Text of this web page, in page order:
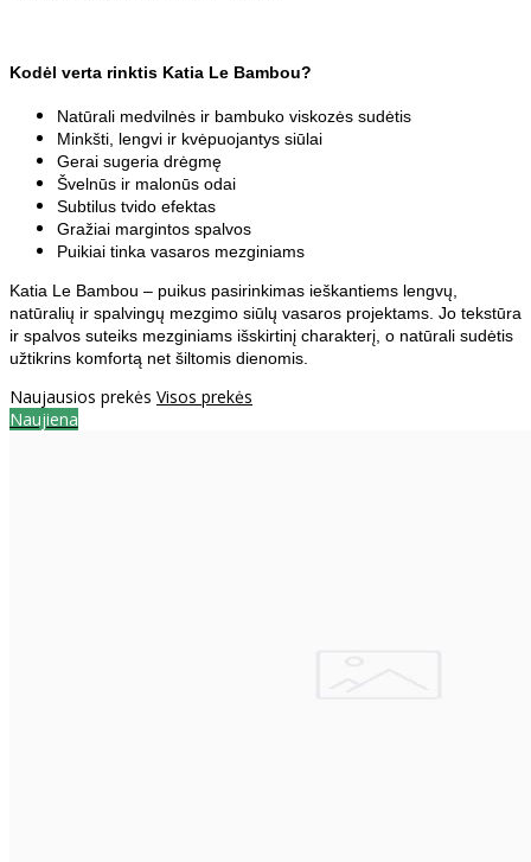
Kodėl verta rinktis Katia Le Bambou?
Natūrali medvilnės ir bambuko viskozės sudėtis
Minkšti, lengvi ir kvėpuojantys siūlai
Gerai sugeria drėgmę
Švelnūs ir malonūs odai
Subtilus tvido efektas
Gražiai margintos spalvos
Puikiai tinka vasaros mezginiams
Katia Le Bambou – puikus pasirinkimas ieškantiems lengvų,
natūralių ir spalvingų mezgimo siūlų vasaros projektams. Jo tekstūra
ir spalvos suteiks mezginiams išskirtinį charakterį, o natūrali sudėtis
užtikrins komfortą net šiltomis dienomis.
Naujausios prekės Visos prekės
Naujiena